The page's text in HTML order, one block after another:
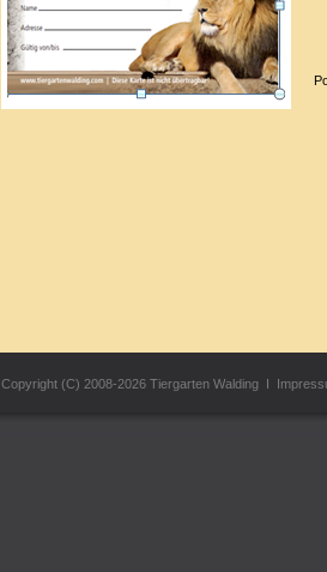
Copyright (C) 2008-2026 Tiergarten Walding I